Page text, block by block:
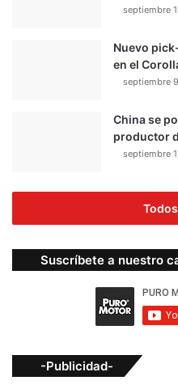
septiembre
Nuevo
en el
septiembre
China se
productor
septiembre
Suscríbete a nuestro
-Publicidad-